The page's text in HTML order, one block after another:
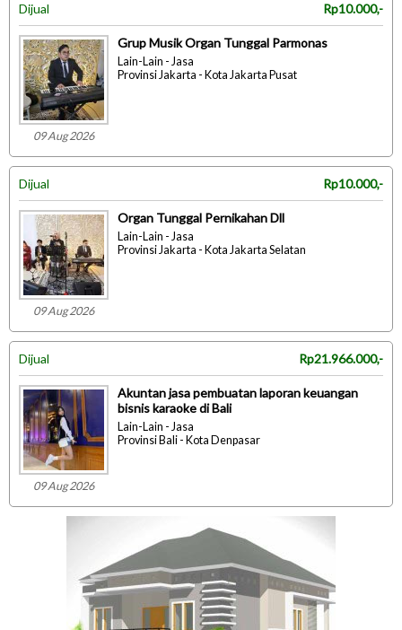
Dijual Rp10.000,-
09 Aug 2026
Grup Musik Organ Tunggal Parmonas
Lain-Lain - Jasa
Provinsi Jakarta - Kota Jakarta Pusat
Dijual Rp10.000,-
09 Aug 2026
Organ Tunggal Pernikahan Dll
Lain-Lain - Jasa
Provinsi Jakarta - Kota Jakarta Selatan
Dijual Rp21.966.000,-
09 Aug 2026
Akuntan jasa pembuatan laporan keuangan
bisnis karaoke di Bali
Lain-Lain - Jasa
Provinsi Bali - Kota Denpasar